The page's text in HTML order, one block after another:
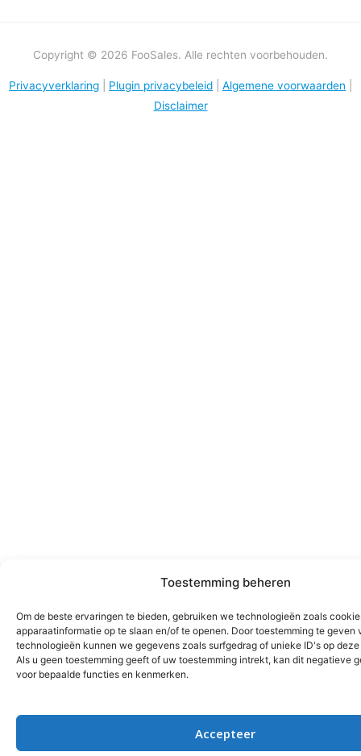
Toestemming beheren
Om de beste ervaringen te bieden, gebruiken we technologieën zoals
apparaatinformatie op te slaan en/of te openen. Door toestemming te geven
technologieën kunnen we gegevens zoals surfgedrag of unieke ID's op
Als u geen toestemming geeft of uw toestemming intrekt, kan dit negatieve
voor bepaalde functies en kenmerken.
Accepteer
Copyright © 2026 FooSales. Alle rechten voorbehouden.
Privacyverklaring Plugin privacybeleid Algemene voorwaarden
Disclaimer